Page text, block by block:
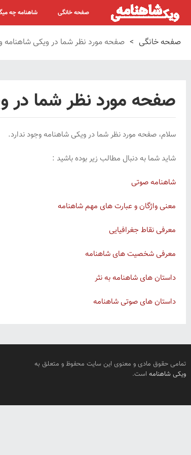
صفحه خانگی شاهنامه چه
صفحه خانگی > صفحه مورد نظر شما در ویکی شاهنامه
صفحه مورد نظر شما در
سلام، صفحه مورد نظر شما در ویکی شاهنامه وجود ندارد.
شاید شما به دنبال مطالب زیر بوده باشید :
شاهنامه صوتی
معنی واژگان و عبارت های مهم شاهنامه
معرفی نقاط جغرافیایی
معرفی شخصیت های شاهنامه
داستان های شاهنامه به نثر
داستان های صوتی شاهنامه
تمامی حقوق مادی و معنوی این سایت محفوظ و متعلق به
ویکی شاهنامه است.